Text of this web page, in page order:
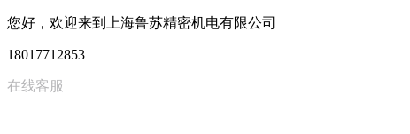
您好，欢迎来到上海鲁苏精密机电有限公司
18017712853
在线客服